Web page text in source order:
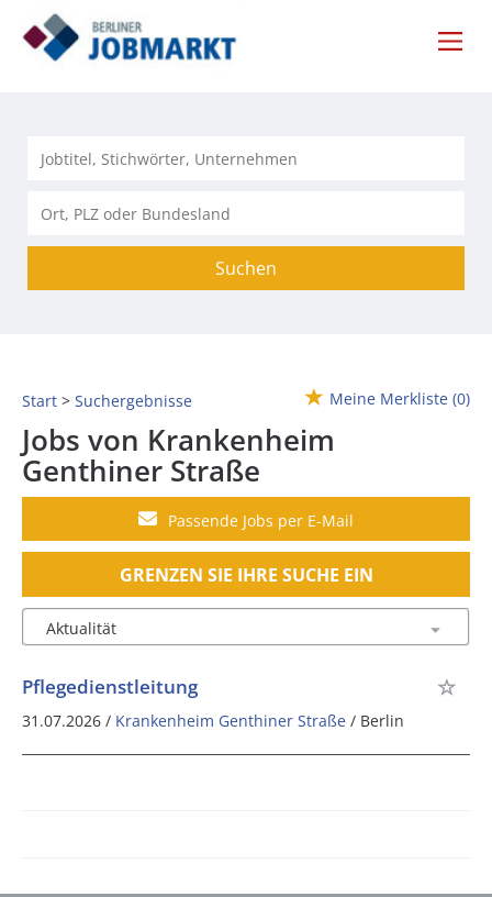
Suchen
Start Suchergebnisse Meine Merkliste (0)
Jobs von Krankenheim
Genthiner Straße
Passende Jobs per E-Mail
GRENZEN SIE IHRE SUCHE EIN
Pflegedienstleitung
31.07.2026 / Krankenheim Genthiner Straße / Berlin